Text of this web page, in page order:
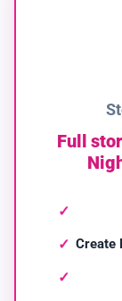
Full
Create